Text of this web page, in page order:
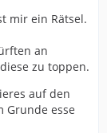
mir ein Rätsel.
an
zu toppen.
auf den
Grunde esse